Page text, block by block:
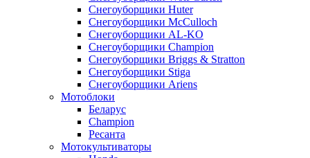
Снегоуборщики Huter
Снегоуборщики McCulloch
Снегоуборщики AL-KO
Снегоуборщики Champion
Снегоуборщики Briggs & Stratton
Снегоуборщики Stiga
Снегоуборщики Ariens
Мотоблоки
Беларус
Champion
Ресанта
Мотокультиваторы